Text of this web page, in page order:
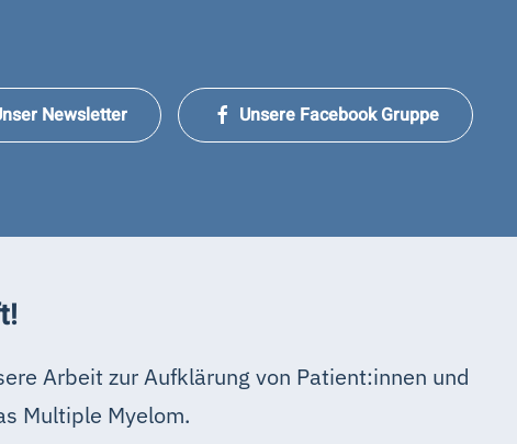
Newsletter Unsere Facebook Gruppe
Arbeit zur Aufklärung von Patient:innen und
Multiple Myelom.